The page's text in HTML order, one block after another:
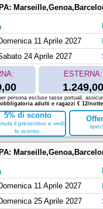
11 Aprile 2027
24 Aprile 2027
ESTERNA:
1.249,00
5% di sconto
il preventivo e vedi
lo sconto.
persona escluse tasse portuali,
adulti e ragazzi € 12/
11 Aprile 2027
25 Aprile 2027